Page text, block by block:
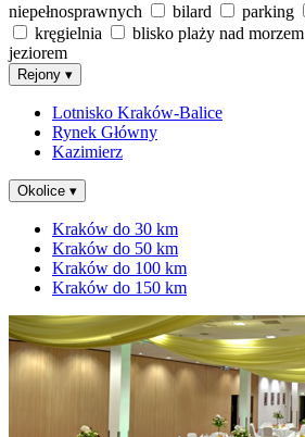
niepełnosprawnych
bilard parking
kręgielnia
blisko plaży nad morzem
jeziorem
Rejony ▾
Lotnisko Kraków-Balice
Rynek Główny
Kazimierz
Okolice ▾
Kraków do 30 km
Kraków do 50 km
Kraków do 100 km
Kraków do 150 km